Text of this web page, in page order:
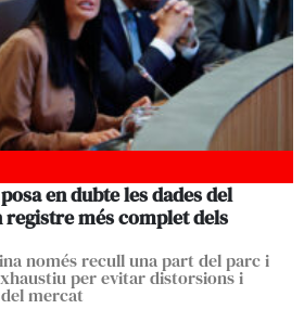
en dubte les dades del
registre més complet dels
només recull una part del parc i
per evitar distorsions i
mercat